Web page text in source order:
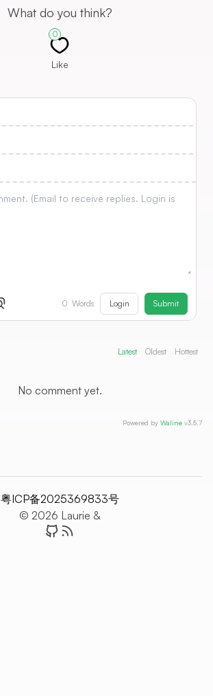
What do you think?
0
Like
0 Words Login Submit
Latest Oldest Hottest
No comment yet.
Powered by Waline v3.5.7
粤ICP备2025369833号
© 2026 Laurie &